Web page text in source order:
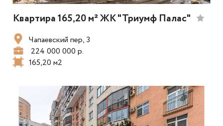
Квартира 165,20 м² ЖК "Триумф Палас"
Чапаевский пер, 3
224 000 000 р.
165,20 м2